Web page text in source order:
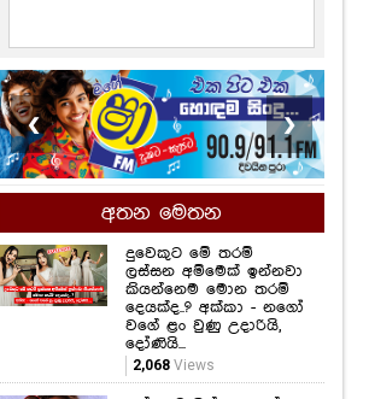
❮ ❯
අතන මෙතන
දුවෙකුට මේ තරම්
කියන්නෙම මොන තරම්
දෙයක්ද..? අක්කා - නගෝ
දෝණියි...
2,068Views
ලස්සනට මුල්තැන දුන්
ඇය අනතුරක් ගැන
සිතුවේම නැති තරම්..
වයස අවුරුදු 22 දී